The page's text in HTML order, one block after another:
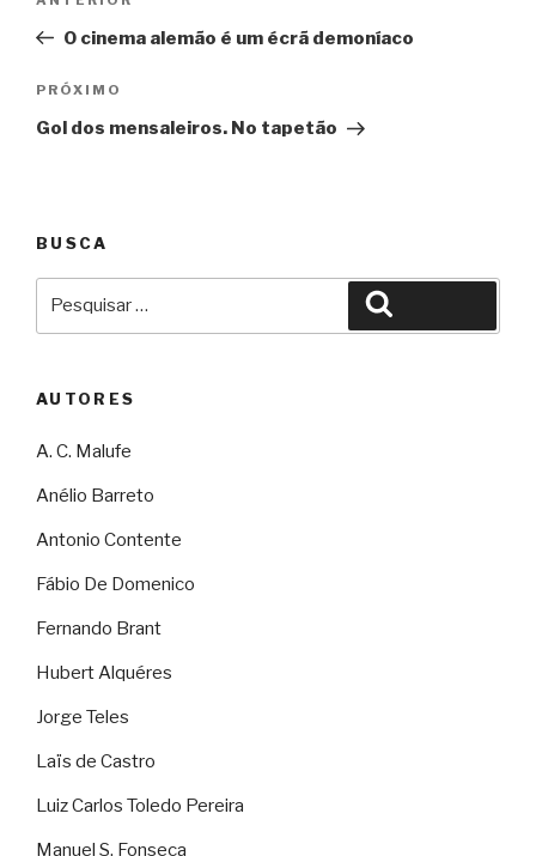
Post
O cinema alemão é um écrã demoníaco
Próximo
PRÓXIMO
Gol dos mensaleiros. No tapetão
BUSCA
AUTORES
A. C. Malufe
Anélio Barreto
Antonio Contente
Fábio De Domenico
Fernando Brant
Hubert Alquéres
Jorge Teles
Laïs de Castro
Luiz Carlos Toledo Pereira
Manuel S. Fonseca